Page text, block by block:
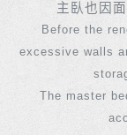
主臥也因
Before the
excessive walls
The master